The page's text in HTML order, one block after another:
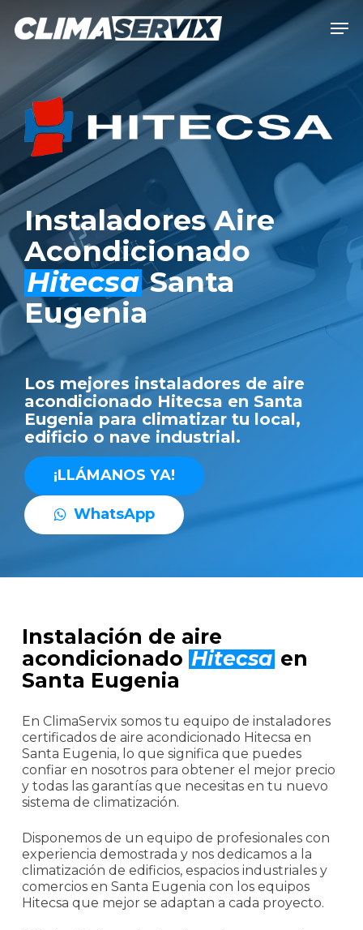
content
Instaladores Aire
Acondicionado
HitecsaSanta
Eugenia
Los mejores instaladores de aire
acondicionado Hitecsa en Santa
Eugenia para climatizar tu local,
edificio o nave industrial.
¡LLÁMANOS YA!
WhatsApp
Instalación de aire
acondicionado Hitecsa en
Santa Eugenia
En ClimaServix somos tu equipo de instaladores
certificados de aire acondicionado Hitecsa en
Santa Eugenia, lo que significa que puedes
confiar en nosotros para obtener el mejor precio
y todas las garantías que necesitas en tu nuevo
sistema de climatización.
Disponemos de un equipo de profesionales con
experiencia demostrada y nos dedicamos a la
climatización de edificios, espacios industriales y
comercios en Santa Eugenia con los equipos
Hitecsa que mejor se adaptan a cada proyecto.
Menu